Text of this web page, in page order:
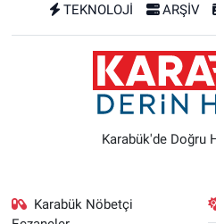
TEKNOLOJİ
ARŞİV
Karabük'de Doğru
Karabük Nöbetçi